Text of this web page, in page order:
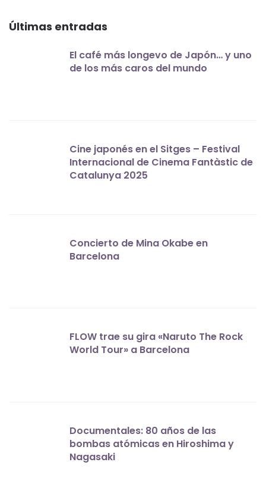
Últimas entradas
El café más longevo de Japón… y uno
de los más caros del mundo
Cine japonés en el Sitges – Festival
Internacional de Cinema Fantàstic de
Catalunya 2025
Concierto de Mina Okabe en
Barcelona
FLOW trae su gira «Naruto The Rock
World Tour» a Barcelona
Documentales: 80 años de las
bombas atómicas en Hiroshima y
Nagasaki